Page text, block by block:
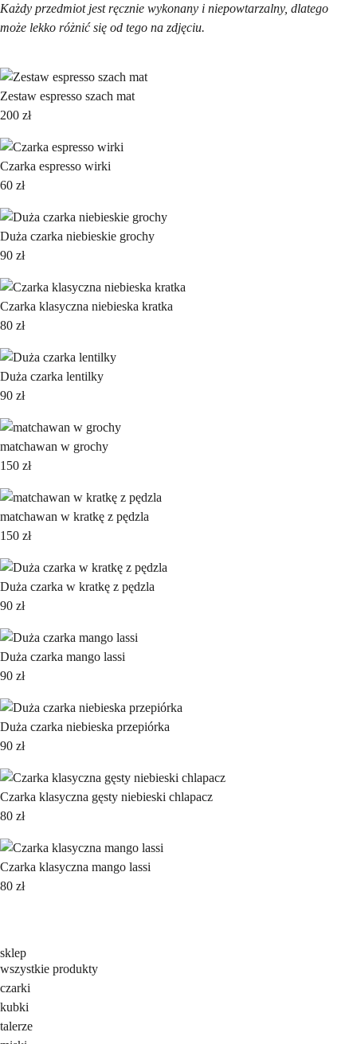
Każdy przedmiot jest ręcznie wykonany i niepowtarzalny, dlatego
może lekko różnić się od tego na zdjęciu.
Zestaw espresso szach mat
200 zł
Czarka espresso wirki
60 zł
Duża czarka niebieskie grochy
90 zł
Czarka klasyczna niebieska kratka
80 zł
Duża czarka lentilky
90 zł
matchawan w grochy
150 zł
matchawan w kratkę z pędzla
150 zł
Duża czarka w kratkę z pędzla
90 zł
Duża czarka mango lassi
90 zł
Duża czarka niebieska przepiórka
90 zł
Czarka klasyczna gęsty niebieski chlapacz
80 zł
Czarka klasyczna mango lassi
80 zł
sklep
wszystkie produkty
czarki
kubki
talerze